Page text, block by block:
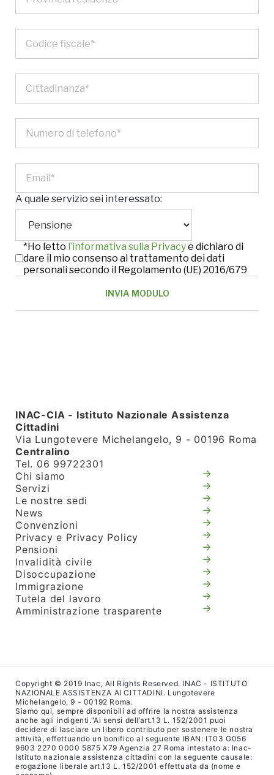
A quale servizio sei interessato:
*Ho letto l’informativa sulla Privacye dichiaro di
dare il mio consenso al trattamento dei dati
personali secondo il Regolamento (UE) 2016/679
INAC-CIA - Istituto Nazionale Assistenza
Cittadini
Via Lungotevere Michelangelo, 9 - 00196 Roma
Centralino
Tel. 06 99722301
Chi siamo
Servizi
Le nostre sedi
News
Convenzioni
Privacy e Privacy Policy
Pensioni
Invalidità civile
Disoccupazione
Immigrazione
Tutela del lavoro
Amministrazione trasparente
Copyright © 2019 Inac, All Rights Reserved. INAC - ISTITUTO
NAZIONALE ASSISTENZA AI CITTADINI. Lungotevere
Michelangelo, 9 - 00192 Roma.
Siamo qui, sempre disponibili ad offrire la nostra assistenza
anche agli indigenti."Ai sensi dell’art.13 L. 152/2001 puoi
decidere di lasciare un libero contributo per sostenere le nostra
attività, effettuando un bonifico al seguente IBAN: IT03 G056
9603 2270 0000 5875 X79 Agenzia 27 Roma intestato a: Inac-
Istituto nazionale assistenza cittadini con la seguente causale:
erogazione liberale art.13 L. 152/2001 effettuata da (nome e